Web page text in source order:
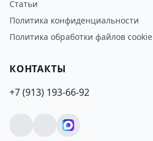
Статьи
Политика конфиденциальности
Политика обработки файлов cookie
КОНТАКТЫ
+7 (913) 193-66-92